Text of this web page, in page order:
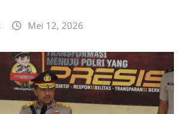
Mei 12, 2026